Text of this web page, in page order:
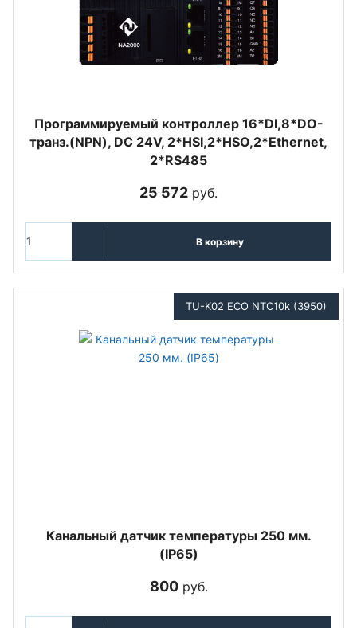
Программируемый контроллер 16*DI,8*DO-
транз.(NPN), DC 24V, 2*HSI,2*HSO,2*Ethernet,
2*RS485
25 572 руб.
В корзину
TU-K02 ECO NTC10k (3950)
Канальный датчик температуры 250 мм.
(IP65)
800руб.